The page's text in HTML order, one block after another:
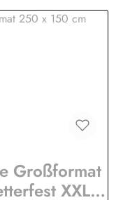
Großformat
XXL